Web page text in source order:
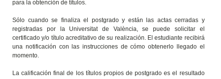
para la obtención de títulos.
Sólo cuando se finaliza el postgrado y están las actas cerradas y
registradas por la Universitat de València, se puede solicitar el
certificado y/o título acreditativo de su realización. El estudiante recibirá
una notificación con las instrucciones de cómo obtenerlo llegado el
momento.
La calificación final de los títulos propios de postgrado es el resultado